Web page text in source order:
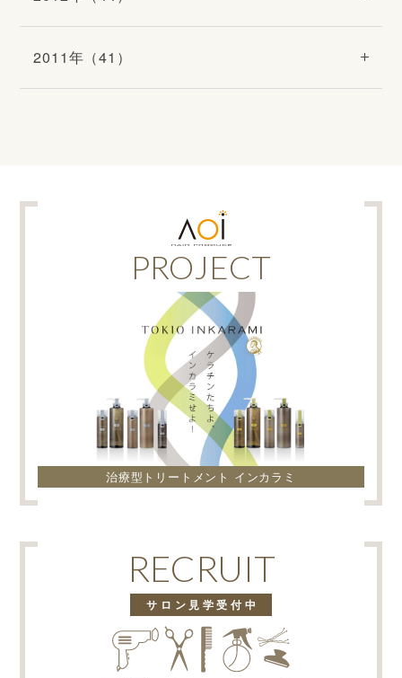
2011年（41）
PROJECT
治療型トリートメント インカラミ
RECRUIT
サロン見学受付中